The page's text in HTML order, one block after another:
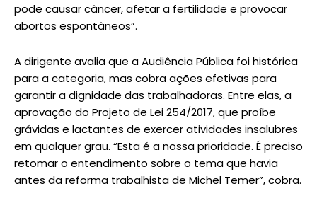
pode causar câncer, afetar a fertilidade e provocar
abortos espontâneos”.
A dirigente avalia que a Audiência Pública foi histórica
para a categoria, mas cobra ações efetivas para
garantir a dignidade das trabalhadoras. Entre elas, a
aprovação do Projeto de Lei 254/2017, que proíbe
grávidas e lactantes de exercer atividades insalubres
em qualquer grau. “Esta é a nossa prioridade. É preciso
retomar o entendimento sobre o tema que havia
antes da reforma trabalhista de Michel Temer”, cobra.